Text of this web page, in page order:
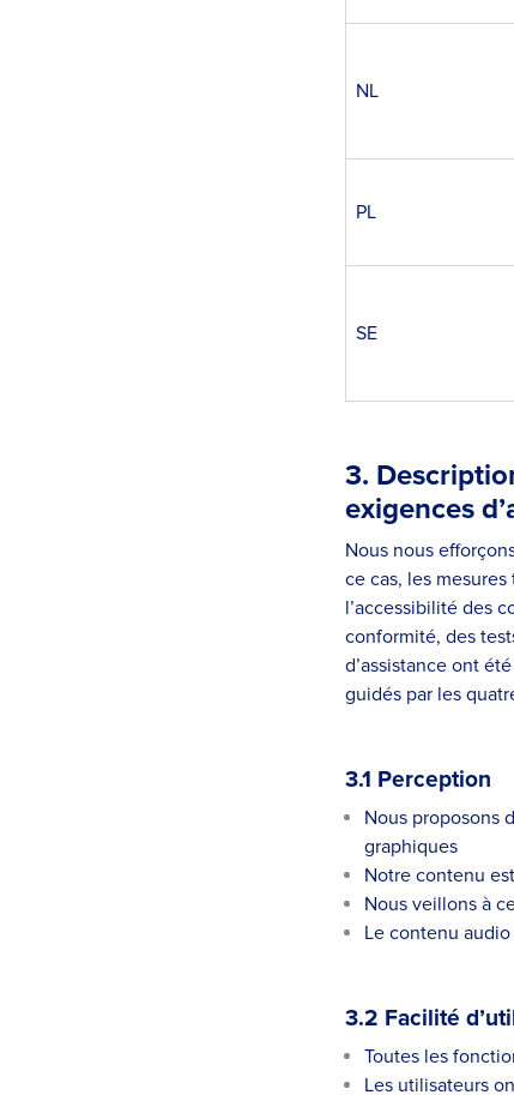
NL
PL
SE
3.
exigences
Nous nous
ce cas, les
l’accessibilité des
conformité, des
d’assistance ont
guidés par les
3.1 Perception
Nous proposons
graphiques
Notre contenu
Nous veillons à
Le contenu
3.2 Facilité
Toutes les
Les utilisateurs